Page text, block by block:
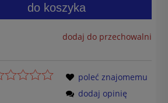
do koszyka
dodaj do przechowalni
poleć znajomemu
dodaj opinię